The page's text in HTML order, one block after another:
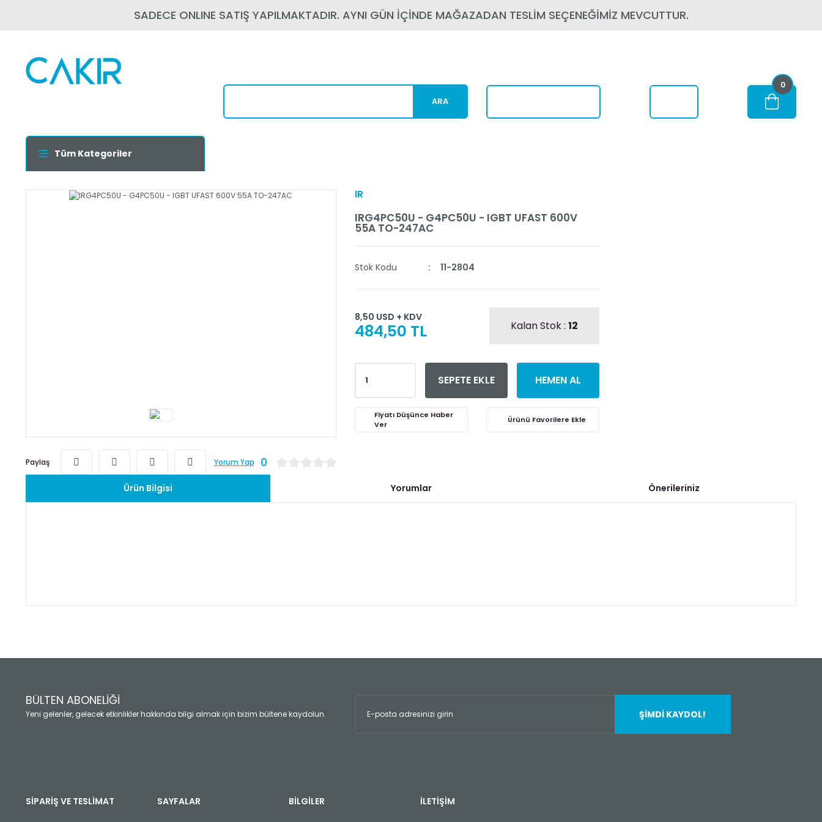
SADECE ONLINE SATIŞ YAPILMAKTADIR. AYNI GÜN İÇİNDE MAĞAZADAN TESLİM SEÇENEĞİMİZ MEVCUTTUR.
ARA
0
Tüm Kategoriler
Paylaş Yorum Yap 0
IR
IRG4PC50U - G4PC50U - IGBT UFAST 600V
55A TO-247AC
Stok Kodu 11-2804
8,50 USD + KDV
484,50 TL Kalan Stok : 12
SEPETE EKLE HEMEN AL
Fiyatı Düşünce Haber
Ver
Ürün Bilgisi Yorumlar Önerileriniz
Yorum Yaz
Ürün açıklamasında eksik bilgiler bulunuyor.
Ürün fiyatı diğer sitelerden daha pahalı.
Bu ürüne benzer farklı alternatifler olmalı.
BÜLTEN ABONELİĞİ
Yeni gelenler, gelecek etkinlikler hakkında bilgi almak için bizim bültene kaydolun. ŞİMDİ KAYDOL!
SİPARİŞ VE TESLİMAT SAYFALAR BİLGİLER İLETİŞİM